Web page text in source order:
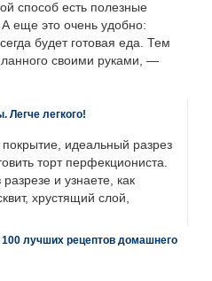
способ есть полезные
еще это очень удобно:
будет готовая еда. Тем
своими руками, —
Легче легкого!
идеальный разрез
торт перфекциониста.
и узнаете, как
хрустящий слой,
лучших рецептов домашнего